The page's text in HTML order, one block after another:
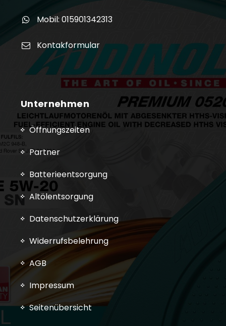
Mobil: 015901342313
Kontakformular
Unternehmen
Öffnungszeiten
Partner
Batterieentsorgung
Altölentsorgung
Datenschutzerklärung
Widerrufsbelehrung
AGB
Impressum
Seitenübersicht